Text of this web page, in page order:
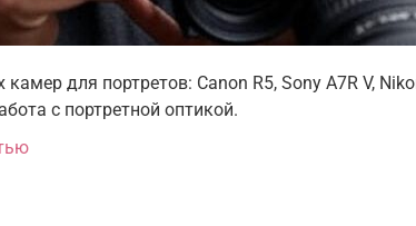
камер для портретов: Canon R5, Sony A7R V,
с портретной оптикой.